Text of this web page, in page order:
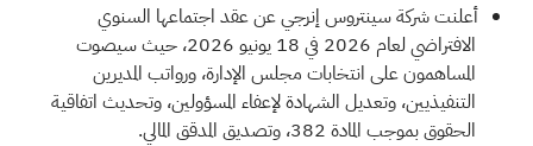
أعلنت شركة سينتروس إنرجي عن عقد اجتماعها السنوي
الافتراضي لعام 2026 في 18 يونيو 2026، حيث سيصوت
المساهمون على انتخابات مجلس الإدارة، ورواتب المديرين
التنفيذيين، وتعديل الشهادة لإعفاء المسؤولين، وتحديث اتفاقية
الحقوق بموجب المادة 382، وتصديق المدقق المالي.